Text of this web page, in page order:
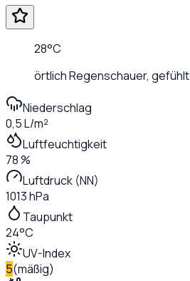
28°C
örtlich Regenschauer, gefühlt
Niederschlag
0,5 L/m²
Luftfeuchtigkeit
78 %
Luftdruck (NN)
1013 hPa
Taupunkt
24°C
UV-Index
5(mäßig)